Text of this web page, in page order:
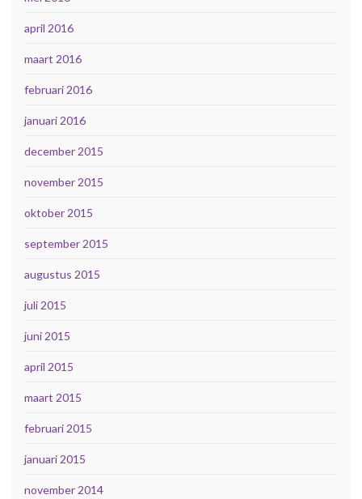
april 2016
maart 2016
februari 2016
januari 2016
december 2015
november 2015
oktober 2015
september 2015
augustus 2015
juli 2015
juni 2015
april 2015
maart 2015
februari 2015
januari 2015
november 2014